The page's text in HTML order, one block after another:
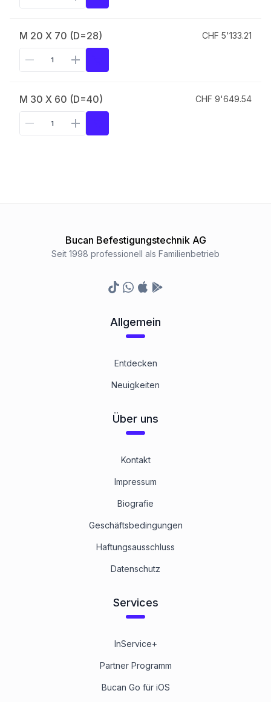
M 20 X 70 (D=28) CHF 5'133.21
M 30 X 60 (D=40) CHF 9'649.54
Bucan Befestigungstechnik AG
Seit 1998 professionell als Familienbetrieb
TikTokWhatsapp
Appstore
Google Play Store
Allgemein
Entdecken
Neuigkeiten
Über uns
Kontakt
Impressum
Biografie
Geschäftsbedingungen
Haftungsausschluss
Datenschutz
Services
InService+
Partner Programm
Bucan Go für iOS